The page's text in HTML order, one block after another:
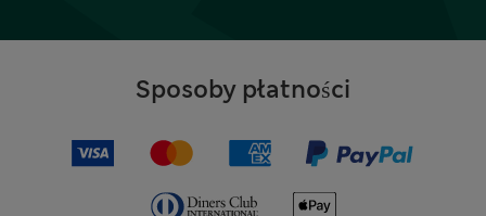
Sposoby płatności